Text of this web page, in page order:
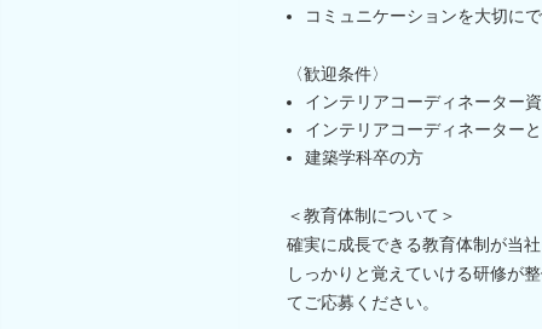
コミュニケーションを大切に
〈歓迎条件〉
インテリアコーディネーター
インテリアコーディネーター
建築学科卒の方
＜教育体制について＞
確実に成長できる教育体制が当
しっかりと覚えていける研修が
てご応募ください。